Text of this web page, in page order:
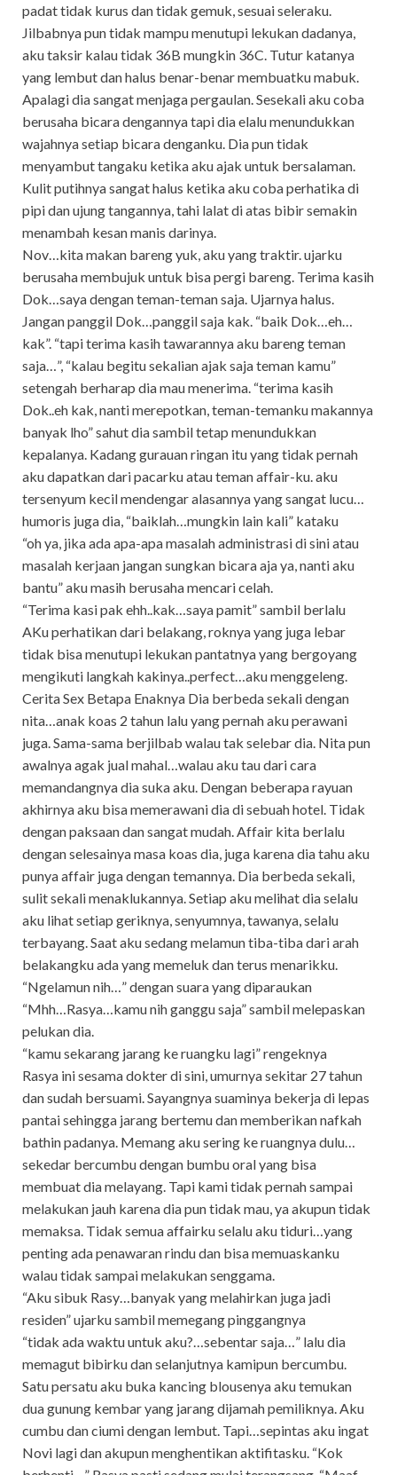
padat tidak kurus dan tidak gemuk, sesuai seleraku.
Jilbabnya pun tidak mampu menutupi lekukan dadanya,
aku taksir kalau tidak 36B mungkin 36C. Tutur katanya
yang lembut dan halus benar-benar membuatku mabuk.
Apalagi dia sangat menjaga pergaulan. Sesekali aku coba
berusaha bicara dengannya tapi dia elalu menundukkan
wajahnya setiap bicara denganku. Dia pun tidak
menyambut tangaku ketika aku ajak untuk bersalaman.
Kulit putihnya sangat halus ketika aku coba perhatika di
pipi dan ujung tangannya, tahi lalat di atas bibir semakin
menambah kesan manis darinya.
Nov…kita makan bareng yuk, aku yang traktir. ujarku
berusaha membujuk untuk bisa pergi bareng. Terima kasih
Dok…saya dengan teman-teman saja. Ujarnya halus.
Jangan panggil Dok…panggil saja kak. “baik Dok…eh…
kak”. “tapi terima kasih tawarannya aku bareng teman
saja…”, “kalau begitu sekalian ajak saja teman kamu”
setengah berharap dia mau menerima. “terima kasih
Dok..eh kak, nanti merepotkan, teman-temanku makannya
banyak lho” sahut dia sambil tetap menundukkan
kepalanya. Kadang gurauan ringan itu yang tidak pernah
aku dapatkan dari pacarku atau teman affair-ku. aku
tersenyum kecil mendengar alasannya yang sangat lucu…
humoris juga dia, “baiklah…mungkin lain kali” kataku
“oh ya, jika ada apa-apa masalah administrasi di sini atau
masalah kerjaan jangan sungkan bicara aja ya, nanti aku
bantu” aku masih berusaha mencari celah.
“Terima kasi pak ehh..kak…saya pamit” sambil berlalu
AKu perhatikan dari belakang, roknya yang juga lebar
tidak bisa menutupi lekukan pantatnya yang bergoyang
mengikuti langkah kakinya..perfect…aku menggeleng.
Cerita Sex Betapa Enaknya Dia berbeda sekali dengan
nita…anak koas 2 tahun lalu yang pernah aku perawani
juga. Sama-sama berjilbab walau tak selebar dia. Nita pun
awalnya agak jual mahal…walau aku tau dari cara
memandangnya dia suka aku. Dengan beberapa rayuan
akhirnya aku bisa memerawani dia di sebuah hotel. Tidak
dengan paksaan dan sangat mudah. Affair kita berlalu
dengan selesainya masa koas dia, juga karena dia tahu aku
punya affair juga dengan temannya. Dia berbeda sekali,
sulit sekali menaklukannya. Setiap aku melihat dia selalu
aku lihat setiap geriknya, senyumnya, tawanya, selalu
terbayang. Saat aku sedang melamun tiba-tiba dari arah
belakangku ada yang memeluk dan terus menarikku.
“Ngelamun nih…” dengan suara yang diparaukan
“Mhh…Rasya…kamu nih ganggu saja” sambil melepaskan
pelukan dia.
“kamu sekarang jarang ke ruangku lagi” rengeknya
Rasya ini sesama dokter di sini, umurnya sekitar 27 tahun
dan sudah bersuami. Sayangnya suaminya bekerja di lepas
pantai sehingga jarang bertemu dan memberikan nafkah
bathin padanya. Memang aku sering ke ruangnya dulu…
sekedar bercumbu dengan bumbu oral yang bisa
membuat dia melayang. Tapi kami tidak pernah sampai
melakukan jauh karena dia pun tidak mau, ya akupun tidak
memaksa. Tidak semua affairku selalu aku tiduri…yang
penting ada penawaran rindu dan bisa memuaskanku
walau tidak sampai melakukan senggama.
“Aku sibuk Rasy…banyak yang melahirkan juga jadi
residen” ujarku sambil memegang pinggangnya
“tidak ada waktu untuk aku?…sebentar saja…” lalu dia
memagut bibirku dan selanjutnya kamipun bercumbu.
Satu persatu aku buka kancing blousenya aku temukan
dua gunung kembar yang jarang dijamah pemiliknya. Aku
cumbu dan ciumi dengan lembut. Tapi…sepintas aku ingat
Novi lagi dan akupun menghentikan aktifitasku. “Kok